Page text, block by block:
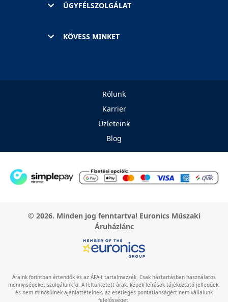
ÜGYFÉLSZOLGÁLAT
KÖVESS MINKET
Rólunk
Karrier
Üzleteink
Blog
© 2026. Minden jog fenntartva! Euronics Műszaki
Áruházlánc
Áraink forintban értendők és az ÁFA-t tartalmazzák. Csak háztartásban használatos
mennyiségeket szolgálunk ki. A feltüntetett árak, képek leírások tájékoztató jellegűek,
és nem minősülnek ajánlattételnek, az esetleges pontatlanságért nem vállalunk
felelősséget.